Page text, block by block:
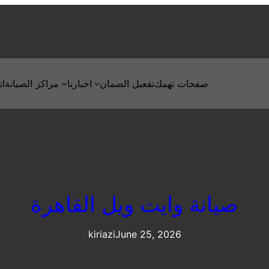
مراكز الصيانة اخبارنا تفعيل الضمانصفحات تهمك
صيانة وايت ويل القاهرة
kiriaziJune 25, 2026